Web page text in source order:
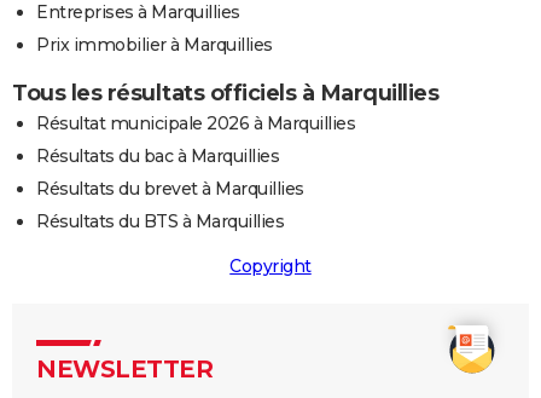
Entreprises à Marquillies
Prix immobilier à Marquillies
Tous les résultats officiels à Marquillies
Résultat municipale 2026 à Marquillies
Résultats du bac à Marquillies
Résultats du brevet à Marquillies
Résultats du BTS à Marquillies
Copyright
NEWSLETTER